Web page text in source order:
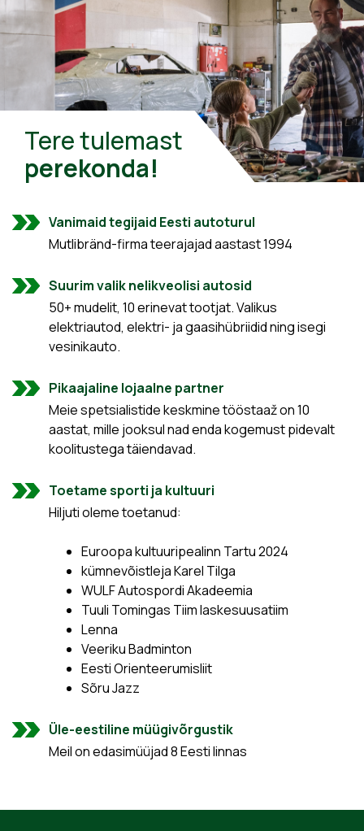
Tere tulemast
perekonda!
Vanimaid tegijaid Eesti autoturul
Mutlibränd-firma teerajajad aastast 1994
Suurim valik nelikveolisi autosid
50+ mudelit, 10 erinevat tootjat. Valikus
elektriautod, elektri- ja gaasihübriidid ning isegi
vesinikauto.
Pikaajaline lojaalne partner
Meie spetsialistide keskmine tööstaaž on 10
aastat, mille jooksul nad enda kogemust pidevalt
koolitustega täiendavad.
Toetame sporti ja kultuuri
Hiljuti oleme toetanud:
Euroopa kultuuripealinn Tartu 2024
kümnevõistleja Karel Tilga
WULF Autospordi Akadeemia
Tuuli Tomingas Tiim laskesuusatiim
Lenna
Veeriku Badminton
Eesti Orienteerumisliit
Sõru Jazz
Üle-eestiline müügivõrgustik
Meil on edasimüüjad 8 Eesti linnas